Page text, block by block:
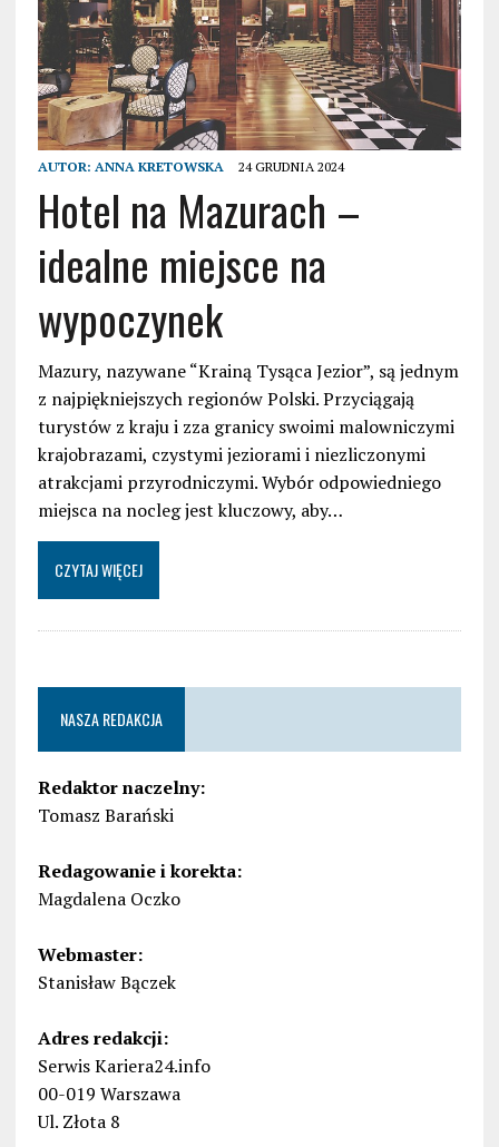
AUTOR: ANNA KRETOWSKA 24 GRUDNIA 2024
Hotel na Mazurach –
idealne miejsce na
wypoczynek
Mazury, nazywane “Krainą Tysąca Jezior”, są jednym
z najpiękniejszych regionów Polski. Przyciągają
turystów z kraju i zza granicy swoimi malowniczymi
krajobrazami, czystymi jeziorami i niezliczonymi
atrakcjami przyrodniczymi. Wybór odpowiedniego
miejsca na nocleg jest kluczowy, aby…
CZYTAJ WIĘCEJ
NASZA REDAKCJA
Redaktor naczelny:
Tomasz Barański
Redagowanie i korekta:
Magdalena Oczko
Webmaster:
Stanisław Bączek
Adres redakcji:
Serwis Kariera24.info
00-019 Warszawa
Ul. Złota 8